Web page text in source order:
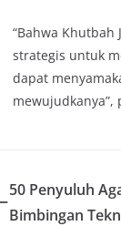
“Bahwa
strategis untuk
dapat
mewujudkanya”,
50 Penyuluh
Bimbingan